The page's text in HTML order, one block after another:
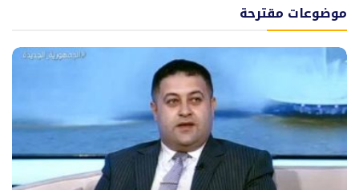
موضوعات مقترحة